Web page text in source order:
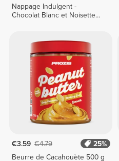
Nappage Indulgent -
Chocolat Blanc et Noisette
€3.59 €4.79
25%
Beurre de Cacahouète 500 g